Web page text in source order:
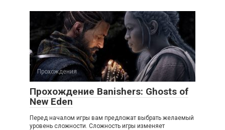
Прохождения
Прохождение Banishers: Ghosts of
New Eden
Перед началом игры вам предложат выбрать желаемый
уровень сложности. Сложность игры изменяет